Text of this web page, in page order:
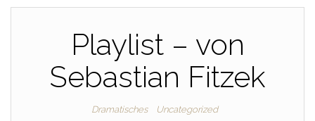
Playlist – von
Sebastian Fitzek
Dramatisches Uncategorized